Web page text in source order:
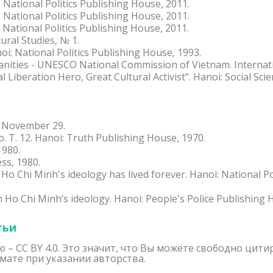
Politics Publishing House, 2011.
Politics Publishing House, 2011.
Politics Publishing House, 2011.
Studies, № 1.
National Politics Publishing House, 1993.
- UNESCO National Commission of Vietnam.
Hero, Great Cultural Activist”. Hanoi: Social
29.
12. Hanoi: Truth Publishing House, 1970.
1980.
Chi Minh's ideology has lived forever. Hanoi: National
Chi Minh‘s ideology. Hanoi: People's Police Publishing
CC BY 4.0. Это значит, что Вы можете свободно
при указании авторства.